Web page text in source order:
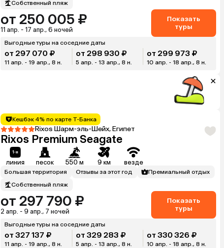
Собственный пляж
от 250 005 ₽
11 апр. - 17 апр., 6 ночей
Показать
туры
Выгодные туры на соседние даты
от 297 070 ₽
11 апр. - 19 апр., 8 н.
от 298 930 ₽
5 апр. - 13 апр., 8 н.
от 299 973 ₽
10 апр. - 18 апр., 8 н.
Кешбэк 4% по карте Т-Банка
Rixos Шарм-эль-Шейх, Египет
Rixos Premium Seagate
линия песок 550 м 9 км везде
Большая территория Отзывы за этот год
Премиальный отдых
Собственный пляж
от 297 790 ₽
2 апр. - 9 апр., 7 ночей
Показать
туры
Выгодные туры на соседние даты
от 327 137 ₽
11 апр. - 19 апр., 8 н.
от 329 283 ₽
5 апр. - 13 апр., 8 н.
от 330 326 ₽
10 апр. - 18 апр., 8 н.